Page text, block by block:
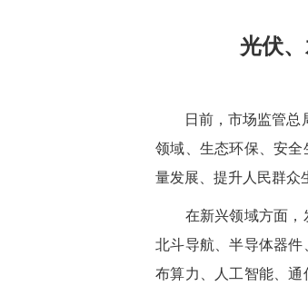
光伏
日前，市场监管总局
领域、生态环保、安
量发展、提升人民群众
在新兴领域方面，
北斗导航、半导体器
布算力、人工智能、